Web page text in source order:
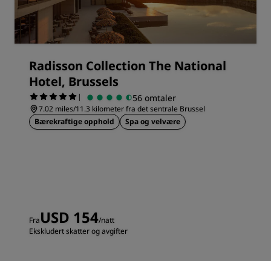
Radisson Collection The National
Hotel, Brussels
| 56 omtaler
7.02 miles/11.3 kilometer fra det sentrale Brussel
Bærekraftige opphold
Spa og velvære
FraUSD 154/natt
Ekskludert skatter og avgifter